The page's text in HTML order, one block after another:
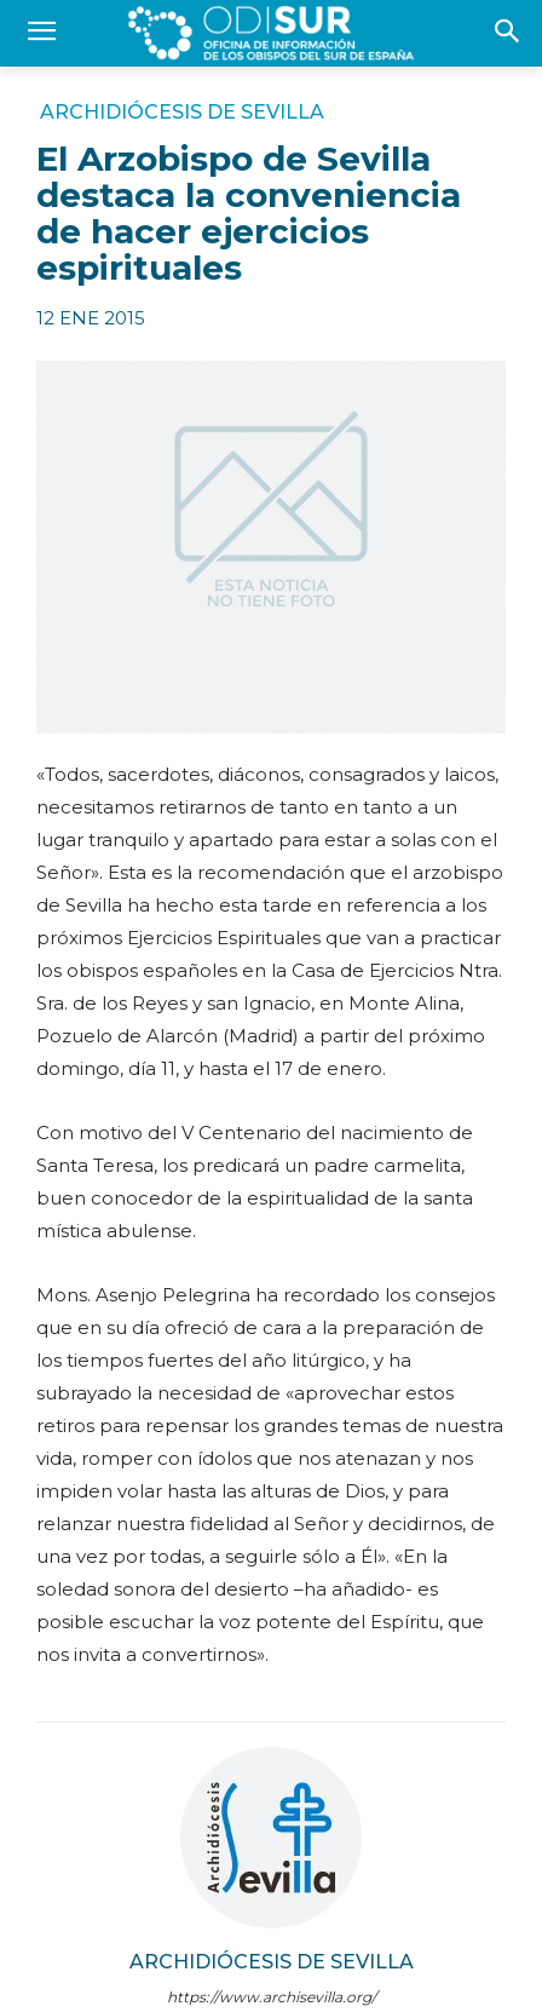
ARCHIDIÓCESIS DE SEVILLA
El Arzobispo de Sevilla
destaca la conveniencia
de hacer ejercicios
espirituales
12 ENE 2015
ARCHIDIÓCESIS DE SEVILLA
https://www.archisevilla.org/
«Todos, sacerdotes, diáconos, consagrados y laicos,
necesitamos retirarnos de tanto en tanto a un
lugar tranquilo y apartado para estar a solas con el
Señor». Esta es la recomendación que el arzobispo
de Sevilla ha hecho esta tarde en referencia a los
próximos Ejercicios Espirituales que van a practicar
los obispos españoles en la Casa de Ejercicios Ntra.
Sra. de los Reyes y san Ignacio, en Monte Alina,
Pozuelo de Alarcón (Madrid) a partir del próximo
domingo, día 11, y hasta el 17 de enero.
Con motivo del V Centenario del nacimiento de
Santa Teresa, los predicará un padre carmelita,
buen conocedor de la espiritualidad de la santa
mística abulense.
Mons. Asenjo Pelegrina ha recordado los consejos
que en su día ofreció de cara a la preparación de
los tiempos fuertes del año litúrgico, y ha
subrayado la necesidad de «aprovechar estos
retiros para repensar los grandes temas de nuestra
vida, romper con ídolos que nos atenazan y nos
impiden volar hasta las alturas de Dios, y para
relanzar nuestra fidelidad al Señor y decidirnos, de
una vez por todas, a seguirle sólo a Él». «En la
soledad sonora del desierto –ha añadido- es
posible escuchar la voz potente del Espíritu, que
nos invita a convertirnos».